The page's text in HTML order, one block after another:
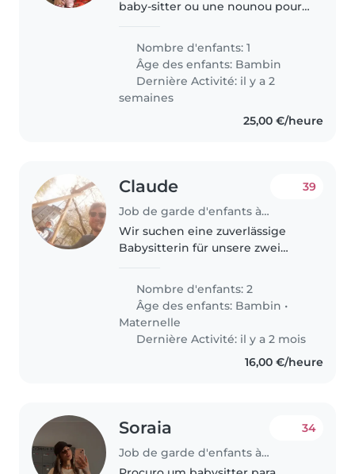
baby-sitter ou une nounou pour
mois, énergique et
indépendante. Elle adore
explorer et apprendre de
nouvelles choses. Nous..
Nombre d'enfants: 1
Âge des enfants: Bambin
Dernière Activité: il y a 2
semaines
25,00 €/heure
Claude
Job de garde d'enfants à Luxembourg
39
Wir suchen eine zuverlässige
Babysitterin für unsere zwei
Bedarf besteht vor allem über
den Sommer, danach aber auch
gerne regelmäßig an
Wochenenden..
Nombre d'enfants: 2
Âge des enfants: Bambin •
Maternelle
Dernière Activité: il y a 2 mois
16,00 €/heure
Soraia
Job de garde d'enfants à Luxembourg
34